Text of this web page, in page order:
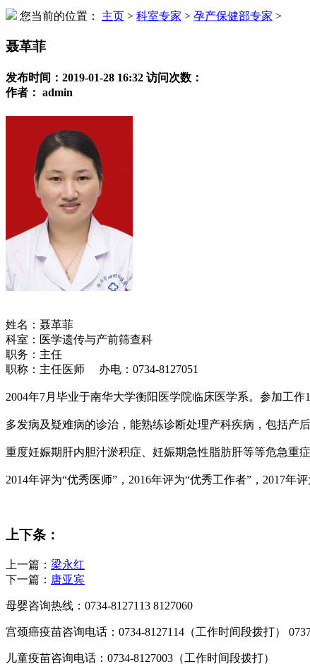
您当前的位置： 主页 > 科室专家 > 孕产保健部专家 >
聂革菲
发布时间：2019-01-28 16:32 访问次数：
作者： admin
姓名：聂革菲
科室：医学遗传与产前筛查科
职务：主任
职称：主任医师 办电：0734-8127051
2004年7月毕业于南华大学衡阳医学院临床医学系。参加工
多发病及疑难病的诊治，能熟练诊断处理产科疾病，包括产
重度妊娠期肝内胆汁淤积症、妊娠期急性脂肪肝等等危急重
2014年评为“优秀医师”，2016年评为“优秀工作者”，2017年评
上下条：
上一篇： 梁永红
下一篇： 唐亚宾
母婴咨询热线：0734-8127113 8127060
宫颈癌疫苗咨询电话：0734-8127114（工作时间段拨打）
儿童疫苗咨询电话：0734-8127003（工作时间段拨打）